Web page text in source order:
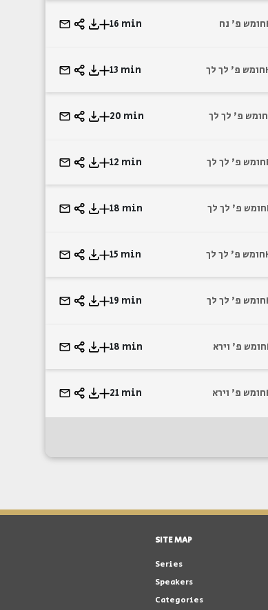
חומש פ' נח 16 min
חומש פ' לך לך 13 min
חומש פ' לך לך 20 min
חומש פ' לך לך 12 min
חומש פ' לך לך 18 min
חומש פ' לך לך 15 min
חומש פ' לך לך 19 min
חומש פ' וירא 18 min
חומש פ' וירא 21 min
SITE MAP
Series
Speakers
Categories